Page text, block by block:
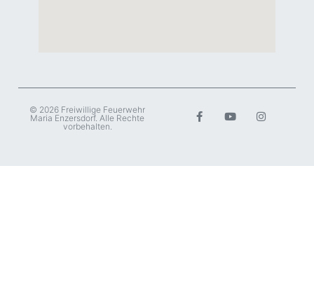
© 2026 Freiwillige Feuerwehr
Maria Enzersdorf. Alle Rechte
vorbehalten.